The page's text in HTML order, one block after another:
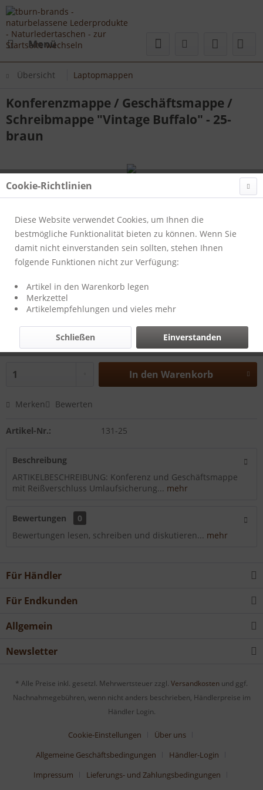
Menü
Übersicht Laptopmappen
Konferenzmappe / Geschäftsmappe /
Schreibmappe "Vintage Buffalo" - 25-
braun
149,80 € *
inkl. MwSt.zzgl. Versandkosten
Lieferzeit auf Anfrage Werktage
In den Warenkorb
Merken Bewerten
Artikel-Nr.: 131-25
Beschreibung
ARTIKELBESCHREIBUNG: Konferenz und Geschäftsmappe
mit Reißverschluss Umlaufsicherung... mehr
Bewertungen
0
Bewertungen lesen, schreiben und diskutieren... mehr
Für Händler
Für Endkunden
Allgemein
Newsletter
* Alle Preise inkl. gesetzl. Mehrwertsteuer zzgl. Versandkosten und ggf.
Nachnahmegebühren, wenn nicht anders beschrieben, Händlerpreise im
Händler Login.
Cookie-Einstellungen
Über uns
Allgemeine Geschäftsbedingungen
Händler-Login
Impressum
Lieferungs- und Zahlungsbedingungen
Cookie-Richtlinien
Diese Website verwendet Cookies, um Ihnen die
bestmögliche Funktionalität bieten zu können. Wenn Sie
damit nicht einverstanden sein sollten, stehen Ihnen
folgende Funktionen nicht zur Verfügung:
Artikel in den Warenkorb legen
Merkzettel
Artikelempfehlungen und vieles mehr
Einverstanden
Schließen